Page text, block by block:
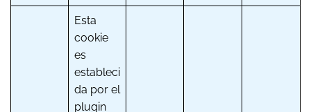
Esta
cookie
es
estableci
da por el
plugin